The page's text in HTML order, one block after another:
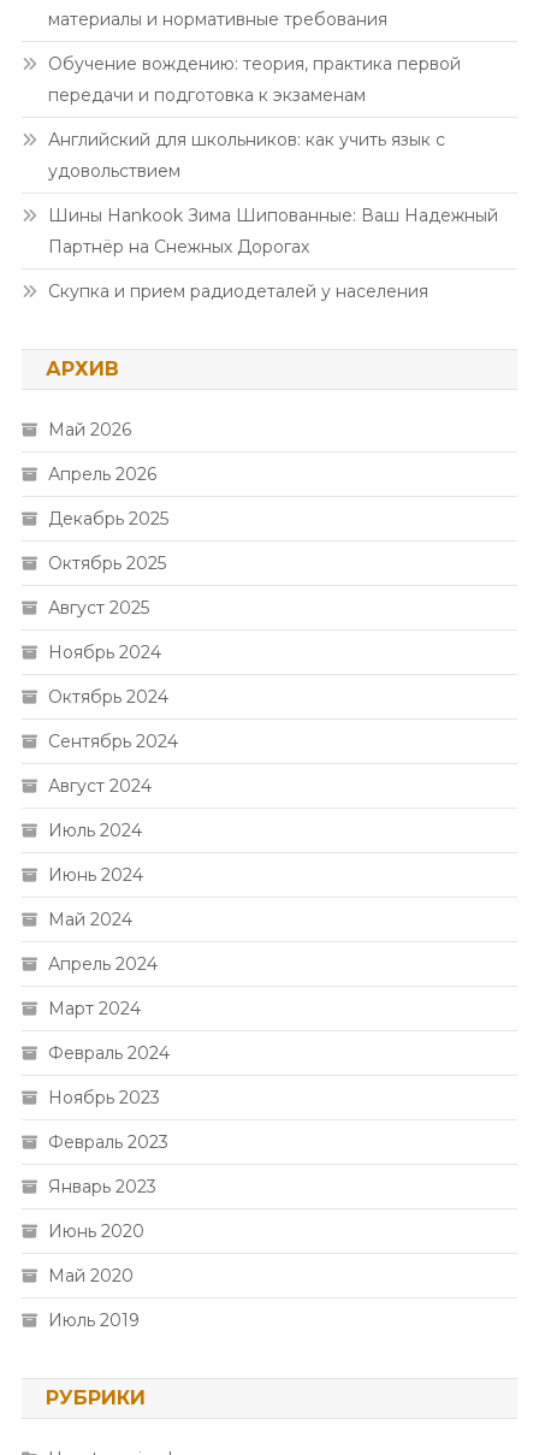
материалы и нормативные требования
Обучение вождению: теория, практика первой
передачи и подготовка к экзаменам
Английский для школьников: как учить язык с
удовольствием
Шины Hankook Зима Шипованные: Ваш Надежный
Партнёр на Снежных Дорогах
Скупка и прием радиодеталей у населения
АРХИВ
Май 2026
Апрель 2026
Декабрь 2025
Октябрь 2025
Август 2025
Ноябрь 2024
Октябрь 2024
Сентябрь 2024
Август 2024
Июль 2024
Июнь 2024
Май 2024
Апрель 2024
Март 2024
Февраль 2024
Ноябрь 2023
Февраль 2023
Январь 2023
Июнь 2020
Май 2020
Июль 2019
РУБРИКИ